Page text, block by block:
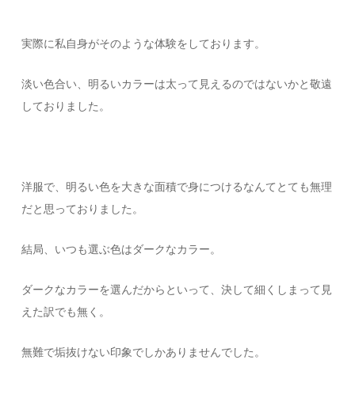
実際に私自身がそのような体験をしております。
淡い色合い、明るいカラーは太って見えるのではないかと敬遠
しておりました。
洋服で、明るい色を大きな面積で身につけるなんてとても無理
だと思っておりました。
結局、いつも選ぶ色はダークなカラー。
ダークなカラーを選んだからといって、決して細くしまって見
えた訳でも無く。
無難で垢抜けない印象でしかありませんでした。